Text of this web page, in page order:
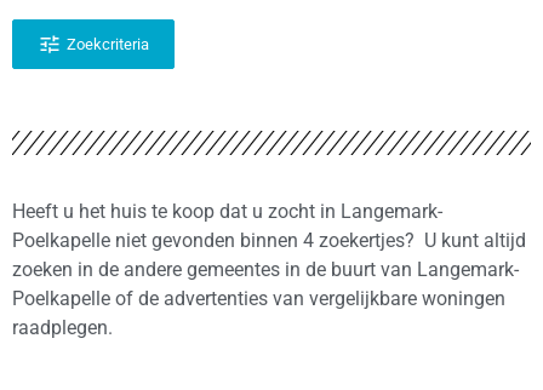
Zoekcriteria
Heeft u het huis te koop dat u zocht in Langemark-
Poelkapelle niet gevonden binnen 4 zoekertjes? U kunt altijd
zoeken in de andere gemeentes in de buurt van Langemark-
Poelkapelle of de advertenties van vergelijkbare woningen
raadplegen.